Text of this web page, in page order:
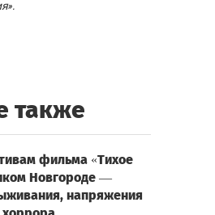
также
фильма «Тихое
Новгороде —
напряжения